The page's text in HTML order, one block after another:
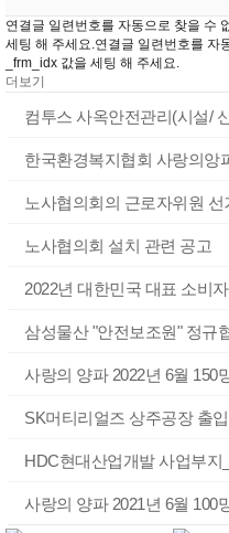
연결글 일련번호를 자동으로 찾을 수
세팅 해 주세요.연결글 일련번호를 자
_frm_idx 값을 세팅 해 주세요.
더보기
컴투스 사옥안전관리(시설/
한국환경복지협회 사랑의앙
노사협의회의 근로자위원 선
노사협의회 설치 관련 공고
2022년 대한민국 대표 소비
삼성물산 "안전보조원" 정규
사랑의 양파 2022년 6월 150
SK머티리얼즈 상주공장 출
HDC현대산업개발 사업부
사랑의 양파 2021년 6월 100